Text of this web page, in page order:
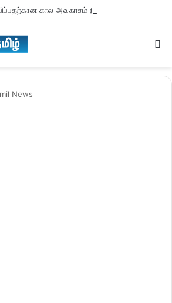
கால அவகாசம் நீடிப்பு
News